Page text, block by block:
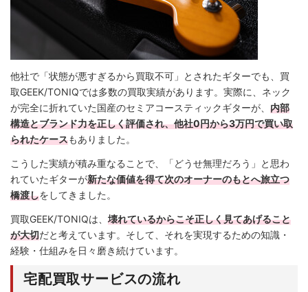
他社で「状態が悪すぎるから買取不可」とされたギターでも、買
取GEEK/TONIQでは多数の買取実績があります。実際に、ネック
が完全に折れていた国産のセミアコースティックギターが、 内部
構造とブランド力を正しく評価され、他社0円から3万円で買い取
られたケースもありました。
こうした実績が積み重なることで、「どうせ無理だろう」と思わ
れていたギターが新たな価値を得て次のオーナーのもとへ旅立つ
橋渡しをしてきました。
買取GEEK/TONIQは、 壊れているからこそ正しく見てあげること
が大切だと考えています。そして、それを実現するための知識・
経験・仕組みを日々磨き続けています。
宅配買取サービスの流れ